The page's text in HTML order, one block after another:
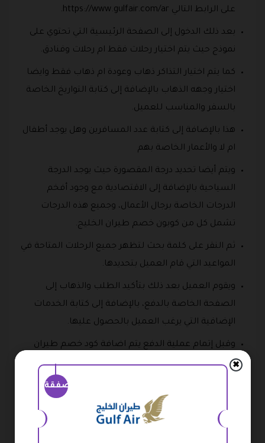
على الرابط التالي https://www.gulfair.com/ar.
بعد ذلك الدخول إلى الصفحة الرئيسية التي تحتوي على
نموذج حيث يتم اختيار رحلات فقط ام رحلات وفنادق.
كما يتم اختيار التذاكر ذهاب وعودة ام ذهاب فقط وايضا
اختيار وجهه الذهاب بالإضافة إلى كتابة التواريخ الخاصة
بالسفر والمناسب للعميل.
هذا بالإضافة إلى كتابة عدد المسافرين وهل يوجد أطفال
ام لا والأعمار الخاصة بهم
ويتم أيضا تحديد درجة المقصورة حيث يوجد الدرجة
السياحية بالإضافة إلى الاقتصادية مع وجود أفخم
الدرجات الخاصة برجال الأعمال، وجميع هذه الدرجات
تشمل كل من كوبون خصم طيران الخليج.
ثم النقر على كلمة بحث لتظهر جميع الرحلات المتاحة في
المواعيد التي قام العميل بتحديدها.
ويقوم العميل بعد ذلك بتأكيد الطلب والذهاب إلى
الصفحة الخاصة بالدفع، بالإضافة إلى كتابة الخدمات
الإضافية التي يرغب العميل بالحصول عليها.
وقبل إتمام عملية الدفع يتم اضافة كود خصم طيران
الخليج في المكان المحدد له والضغط على كلمة تطبيق
وبعد التأكد من صحة جميع البيانات السابقة يتم تأكيد
عملية الحجز التي تشمل كود الخصم .
صفقة
✖